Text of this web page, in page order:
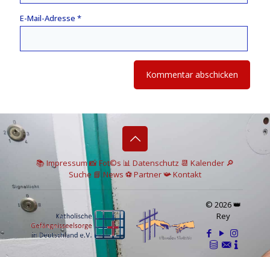
E-Mail-Adresse *
📚 Impressum📸Fot©s 📊 Datenschutz 📆 Kalender 🔎
Suche 📘 News ⚽Partner📯Kontakt
© 2026 👑
Rey